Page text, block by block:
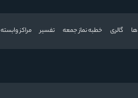
گالری خطبه نماز جمعه تفسیر مراکز وابسته